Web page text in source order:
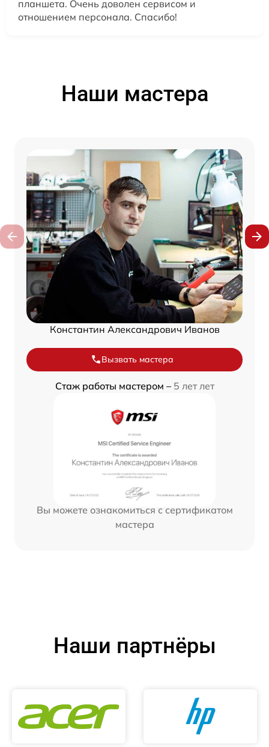
планшета. Очень доволен сервисом и
отношением персонала. Спасибо!
Наши мастера
Константин Александрович Иванов
Вызвать мастера
Стаж работы мастером – 5 лет лет
Вы можете ознакомиться с сертификатом
мастера
Наши партнёры